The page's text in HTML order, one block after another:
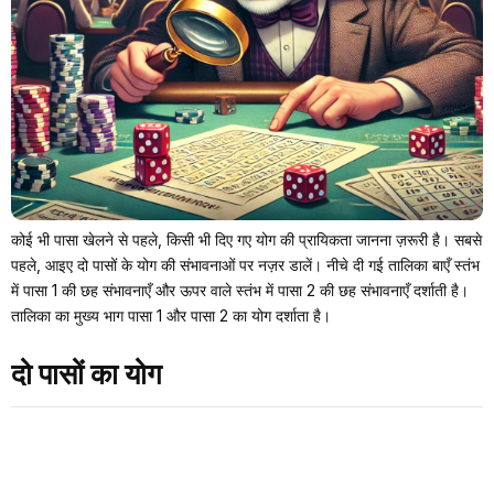
कोई भी पासा खेलने से पहले, किसी भी दिए गए योग की प्रायिकता जानना ज़रूरी है। सबसे
पहले, आइए दो पासों के योग की संभावनाओं पर नज़र डालें। नीचे दी गई तालिका बाएँ स्तंभ
में पासा 1 की छह संभावनाएँ और ऊपर वाले स्तंभ में पासा 2 की छह संभावनाएँ दर्शाती है।
तालिका का मुख्य भाग पासा 1 और पासा 2 का योग दर्शाता है।
दो पासों का योग